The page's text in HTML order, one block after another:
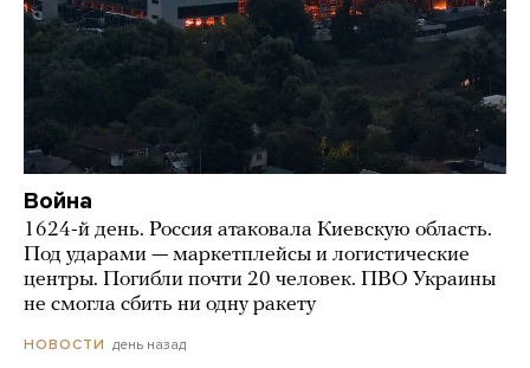
Война
1624-й день. Россия атаковала Киевскую область.
Под ударами — маркетплейсы и логистические
центры. Погибли почти 20 человек. ПВО Украины
не смогла сбить ни одну ракету
НОВОСТИ день назад